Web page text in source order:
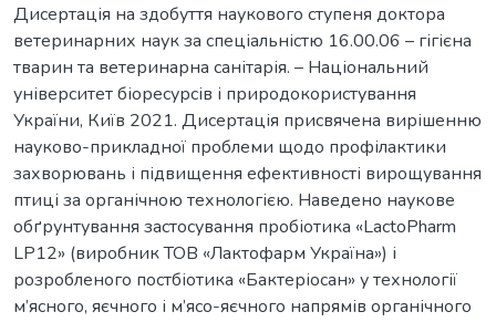
Дисертація на здобуття наукового ступеня доктора
ветеринарних наук за спеціальністю 16.00.06 – гігієна
тварин та ветеринарна санітарія. – Національний
університет біоресурсів і природокористування
України, Київ 2021. Дисертація присвячена вирішенню
науково-прикладної проблеми щодо профілактики
захворювань і підвищення ефективності вирощування
птиці за органічною технологією. Наведено наукове
обґрунтування застосування пробіотика «LactoPharm
LP12» (виробник ТОВ «Лактофарм Україна») і
розробленого постбіотика «Бактеріосан» у технології
м’ясного, яєчного і м’ясо-яєчного напрямів органічного